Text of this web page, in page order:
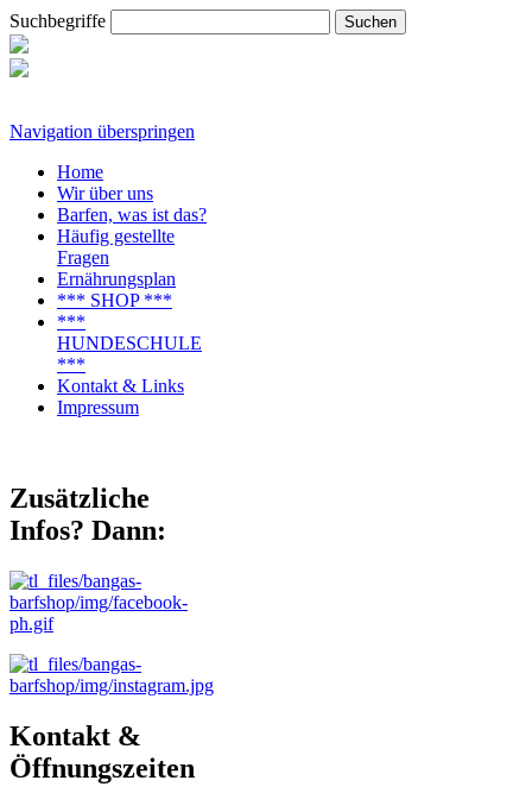
Suchbegriffe
Navigation überspringen
Home
Wir über uns
Barfen, was ist das?
Häufig gestellte
Fragen
Ernährungsplan
*** SHOP ***
***
HUNDESCHULE
***
Kontakt & Links
Impressum
Zusätzliche
Infos? Dann:
Kontakt &
Öffnungszeiten